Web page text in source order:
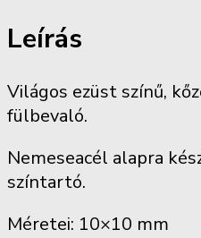
Leírás
Világos ezüst színű,
fülbevaló.
Nemeseacél alapra
színtartó.
Méretei: 10×10 mm